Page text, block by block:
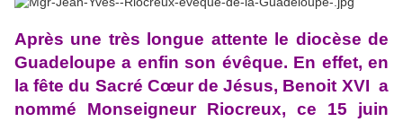
Après une très longue attente le diocèse de
Guadeloupe a enfin son évêque. En effet, en
la fête du Sacré Cœur de Jésus, Benoit XVI a
nommé Monseigneur Riocreux, ce 15 juin